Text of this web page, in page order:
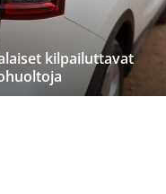
kilpailuttavat